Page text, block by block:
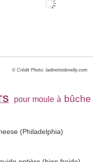
© Crédit Photo: ladinettedenelly.com
pour moule à bûche
(Philadelphia)